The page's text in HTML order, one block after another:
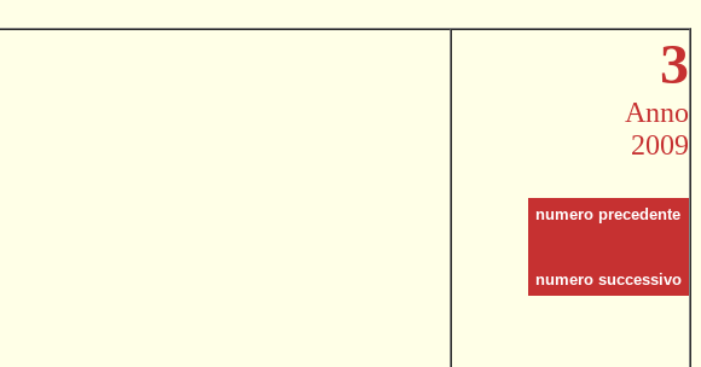
3
Anno
2009
numero precedente
numero successivo